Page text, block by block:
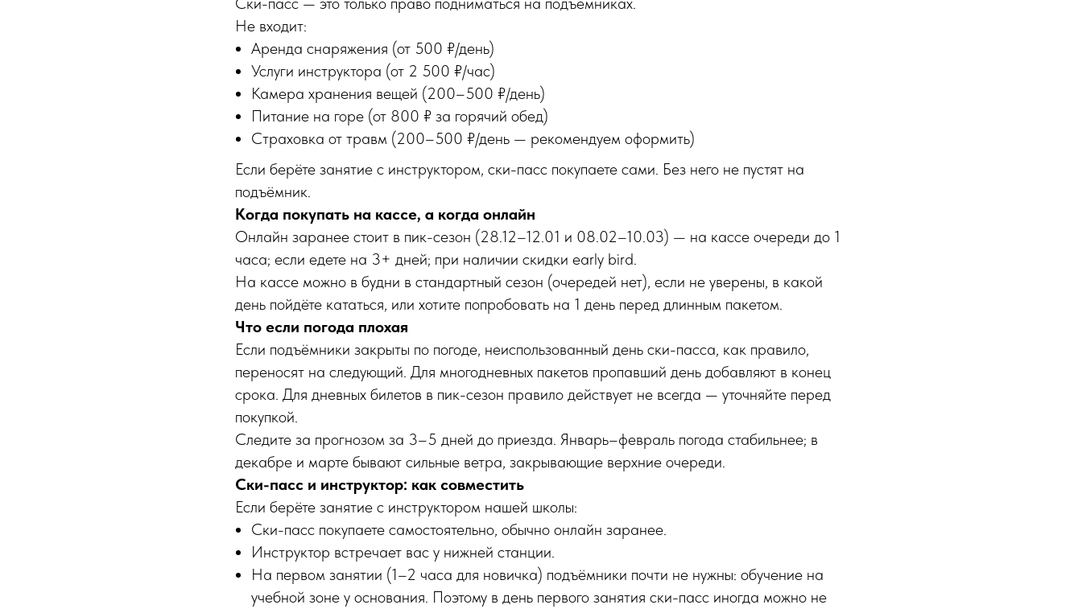
Не входит:
Аренда снаряжения (от 500 ₽/день)
Услуги инструктора (от 2 500 ₽/час)
Камера хранения вещей (200–500 ₽/день)
Питание на горе (от 800 ₽ за горячий обед)
Страховка от травм (200–500 ₽/день — рекомендуем оформить)
Если берёте занятие с инструктором, ски-пасс покупаете сами. Без него не пустят на
подъёмник.
Когда покупать на кассе, а когда онлайн
Онлайн заранее стоит в пик-сезон (28.12–12.01 и 08.02–10.03) — на кассе очереди до 1
часа; если едете на 3+ дней; при наличии скидки early bird.
На кассе можно в будни в стандартный сезон (очередей нет), если не уверены, в какой
день пойдёте кататься, или хотите попробовать на 1 день перед длинным пакетом.
Что если погода плохая
Если подъёмники закрыты по погоде, неиспользованный день ски-пасса, как правило,
переносят на следующий. Для многодневных пакетов пропавший день добавляют в конец
срока. Для дневных билетов в пик-сезон правило действует не всегда — уточняйте перед
покупкой.
Следите за прогнозом за 3–5 дней до приезда. Январь–февраль погода стабильнее; в
декабре и марте бывают сильные ветра, закрывающие верхние очереди.
Ски-пасс и инструктор: как совместить
Если берёте занятие с инструктором нашей школы:
Ски-пасс покупаете самостоятельно, обычно онлайн заранее.
Инструктор встречает вас у нижней станции.
На первом занятии (1–2 часа для новичка) подъёмники почти не нужны: обучение на
учебной зоне у основания. Поэтому в день первого занятия ски-пасс иногда можно не